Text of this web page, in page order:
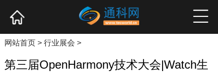
产业资讯 企业新品 高端访谈
网站首页> 行业展会 >
第三届OpenHarmony技术大会|Watch生